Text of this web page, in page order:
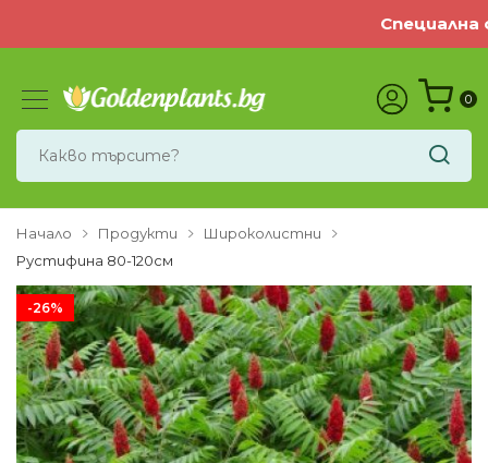
Специална
0
Начало Продукти
Широколистни
Рустифина 80-120см
-26%